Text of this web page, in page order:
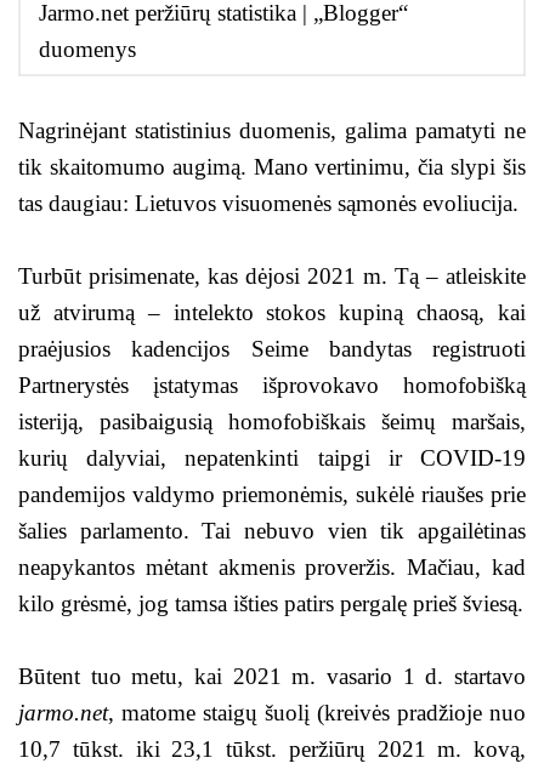
Jarmo.net peržiūrų statistika | „Blogger“
duomenys
Nagrinėjant statistinius duomenis, galima pamatyti ne
tik skaitomumo augimą. Mano vertinimu, čia slypi šis
tas daugiau: Lietuvos visuomenės sąmonės evoliucija.
Turbūt prisimenate, kas dėjosi 2021 m. Tą – atleiskite
už atvirumą – intelekto stokos kupiną chaosą, kai
praėjusios kadencijos Seime bandytas registruoti
Partnerystės įstatymas išprovokavo homofobišką
isteriją, pasibaigusią homofobiškais šeimų maršais,
kurių dalyviai, nepatenkinti taipgi ir COVID-19
pandemijos valdymo priemonėmis, sukėlė riaušes prie
šalies parlamento. Tai nebuvo vien tik apgailėtinas
neapykantos mėtant akmenis proveržis. Mačiau, kad
kilo grėsmė, jog tamsa išties patirs pergalę prieš šviesą.
Būtent tuo metu, kai 2021 m. vasario 1 d. startavo
jarmo.net, matome staigų šuolį (kreivės pradžioje nuo
10,7 tūkst. iki 23,1 tūkst. peržiūrų 2021 m. kovą,